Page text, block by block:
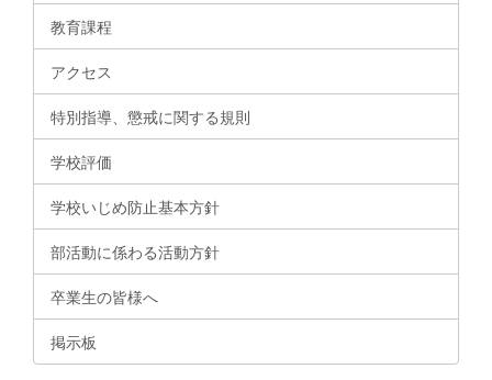
教育課程
アクセス
特別指導、懲戒に関する規則
学校評価
学校いじめ防止基本方針
部活動に係わる活動方針
卒業生の皆様へ
掲示板